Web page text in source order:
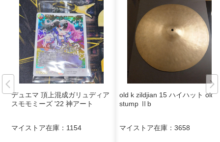
デュエマ 頂上混成ガリュディア
スモモミーズ '22 神アート
マイストア在庫： 1154
old k zildjian 15 ハイハット old
stump Ⅱb
マイストア在庫： 3658